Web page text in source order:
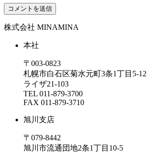
株式会社 MINAMINA
本社
〒003-0823
札幌市白石区菊水元町3条1丁目5-12
ライザ21-103
TEL 011-879-3700
FAX 011-879-3710
旭川支店
〒079-8442
旭川市流通団地2条1丁目10-5